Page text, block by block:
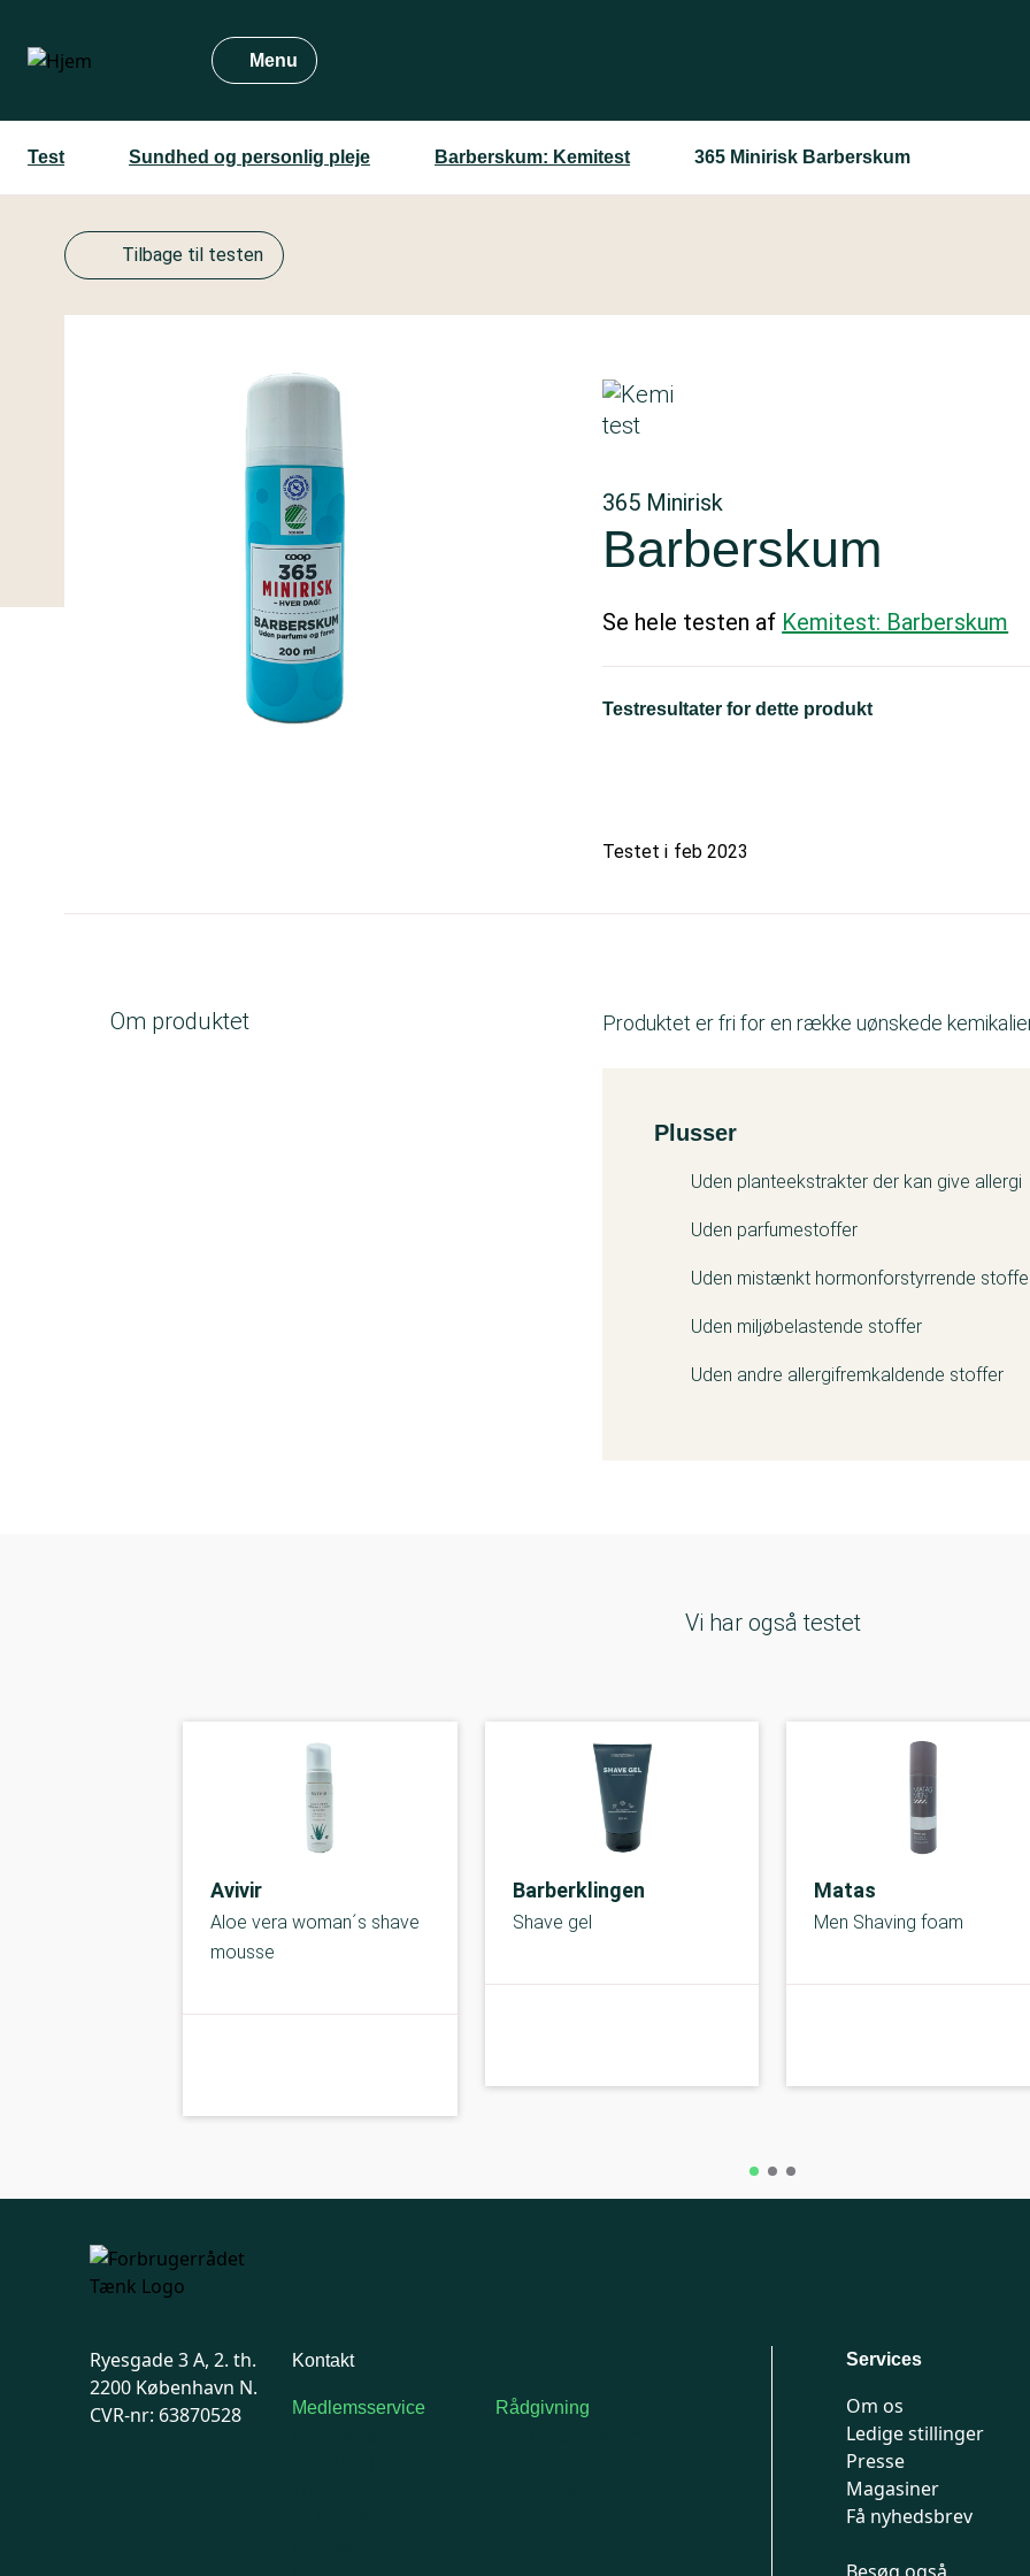
hovedindhold
Menu
Test Sundhed og personlig pleje Barberskum: Kemitest 365 Minirisk Barberskum
Tilbage til testen
365 Minirisk
Barberskum
Se hele testen af Kemitest: Barberskum
Testresultater for dette produkt
Testet i feb 2023
Om produktet Produktet er fri for en række uønskede
Kemitest
Plusser
Uden planteekstrakter der kan give allergi
Uden parfumestoffer
Uden mistænkt hormonforstyrrende
Uden miljøbelastende stoffer
Uden andre allergifremkaldende stoffer
Vi har også testet
Avivir
Aloe vera woman´s shave
mousse
Barberklingen
Shave gel
Matas
Men Shaving foam
A-kolbe
Ryesgade 3 A, 2. th.
2200 København N.
CVR-nr: 63870528
Kontakt
Medlemsservice Rådgivning
Services
Om os
Ledige stillinger
Presse
Magasiner
Få nyhedsbrev